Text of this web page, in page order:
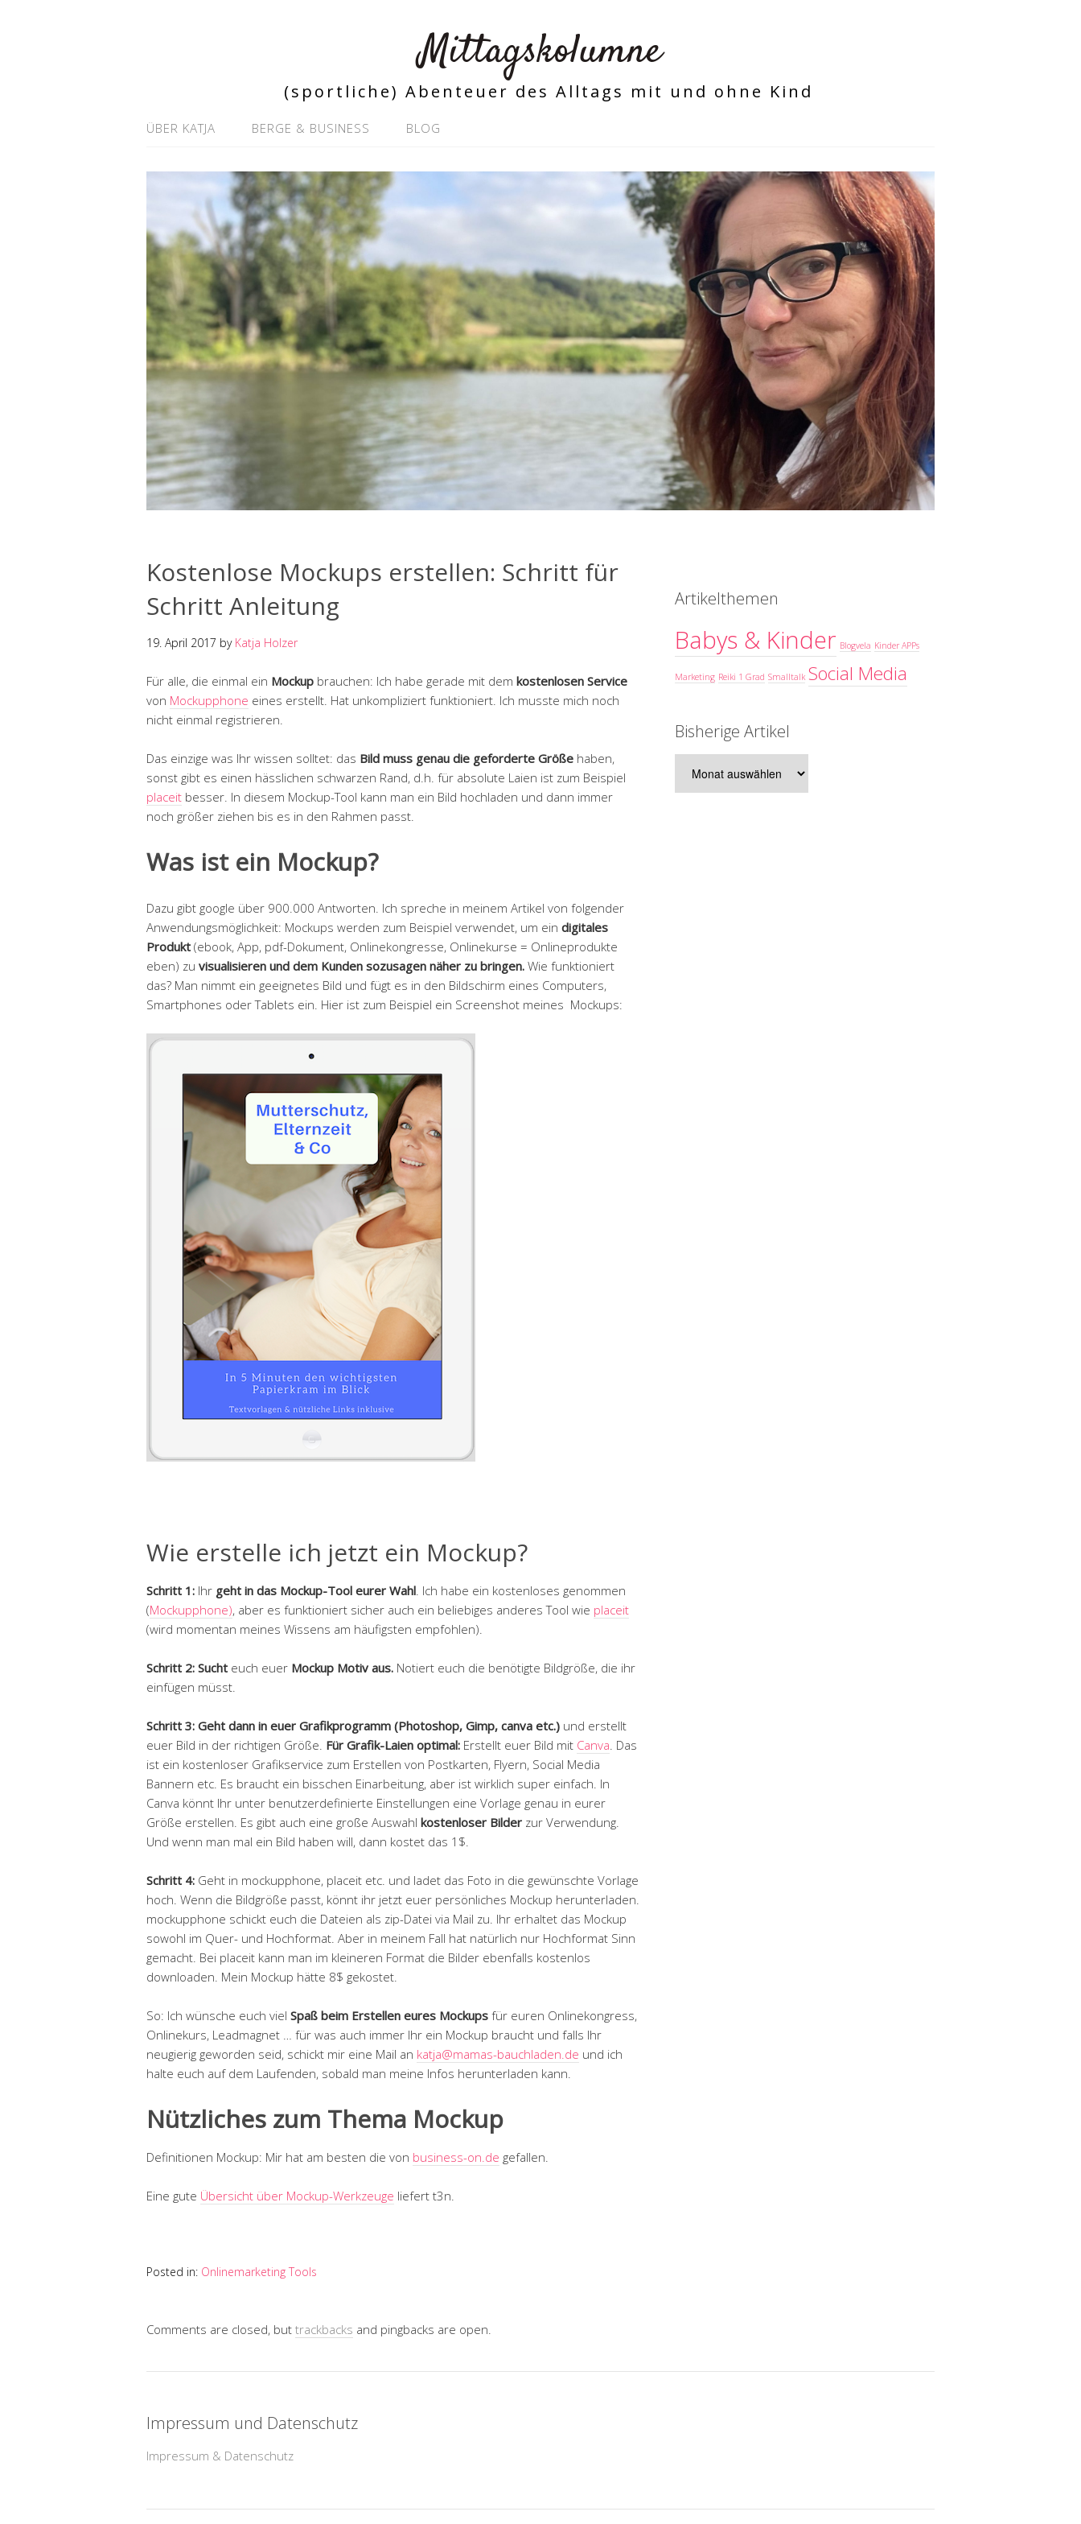
Mittagskolumne
(sportliche) Abenteuer des Alltags mit und ohne Kind
ÜBER KATJA BERGE & BUSINESS BLOG
Kostenlose Mockups erstellen: Schritt für
Schritt Anleitung
19. April 2017 by Katja Holzer
Für alle, die einmal ein Mockup brauchen: Ich habe gerade mit dem kostenlosen Service
von Mockupphone eines erstellt. Hat unkompliziert funktioniert. Ich musste mich noch
nicht einmal registrieren.
Das einzige was Ihr wissen solltet: das Bild muss genau die geforderte Größe haben,
sonst gibt es einen hässlichen schwarzen Rand, d.h. für absolute Laien ist zum Beispiel
placeit besser. In diesem Mockup-Tool kann man ein Bild hochladen und dann immer
noch größer ziehen bis es in den Rahmen passt.
Was ist ein Mockup?
Dazu gibt google über 900.000 Antworten. Ich spreche in meinem Artikel von folgender
Anwendungsmöglichkeit: Mockups werden zum Beispiel verwendet, um ein digitales
Produkt (ebook, App, pdf-Dokument, Onlinekongresse, Onlinekurse = Onlineprodukte
eben) zu visualisieren und dem Kunden sozusagen näher zu bringen. Wie funktioniert
das? Man nimmt ein geeignetes Bild und fügt es in den Bildschirm eines Computers,
Smartphones oder Tablets ein. Hier ist zum Beispiel ein Screenshot meines Mockups:
Wie erstelle ich jetzt ein Mockup?
Schritt 1: Ihr geht in das Mockup-Tool eurer Wahl . Ich habe ein kostenloses genommen
(Mockupphone), aber es funktioniert sicher auch ein beliebiges anderes Tool wie placeit
(wird momentan meines Wissens am häufigsten empfohlen).
Schritt 2: Sucht euch euer Mockup Motiv aus. Notiert euch die benötigte Bildgröße, die ihr
einfügen müsst.
Schritt 3: Geht dann in euer Grafikprogramm (Photoshop, Gimp, canva etc.) und erstellt
euer Bild in der richtigen Größe. Für Grafik-Laien optimal: Erstellt euer Bild mit Canva . Das
ist ein kostenloser Grafikservice zum Erstellen von Postkarten, Flyern, Social Media
Bannern etc. Es braucht ein bisschen Einarbeitung, aber ist wirklich super einfach. In
Canva könnt Ihr unter benutzerdefinierte Einstellungen eine Vorlage genau in eurer
Größe erstellen. Es gibt auch eine große Auswahl kostenloser Bilder zur Verwendung.
Und wenn man mal ein Bild haben will, dann kostet das 1$.
Schritt 4: Geht in mockupphone, placeit etc. und ladet das Foto in die gewünschte Vorlage
hoch. Wenn die Bildgröße passt, könnt ihr jetzt euer persönliches Mockup herunterladen.
mockupphone schickt euch die Dateien als zip-Datei via Mail zu. Ihr erhaltet das Mockup
sowohl im Quer- und Hochformat. Aber in meinem Fall hat natürlich nur Hochformat Sinn
gemacht. Bei placeit kann man im kleineren Format die Bilder ebenfalls kostenlos
downloaden. Mein Mockup hätte 8$ gekostet.
So: Ich wünsche euch viel Spaß beim Erstellen eures Mockups für euren Onlinekongress,
Onlinekurs, Leadmagnet … für was auch immer Ihr ein Mockup braucht und falls Ihr
neugierig geworden seid, schickt mir eine Mail an katja@mamas-bauchladen.de und ich
halte euch auf dem Laufenden, sobald man meine Infos herunterladen kann.
Nützliches zum Thema Mockup
Definitionen Mockup: Mir hat am besten die von business-on.de gefallen.
Eine gute Übersicht über Mockup-Werkzeuge liefert t3n.
Posted in: Onlinemarketing Tools
Comments are closed, but trackbacks and pingbacks are open.
Artikelthemen
Babys & Kinder Blogvela Kinder APPs
Marketing Reiki 1 Grad Smalltalk Social Media
Bisherige Artikel
Artikel
Impressum und Datenschutz
Impressum & Datenschutz